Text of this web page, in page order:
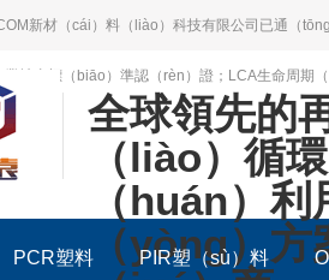
新材（cái）料（liào）科技有限公司已通（
業社會標（biāo）準認（rèn）證；LCA生命周期
全球領先的
（liào）循環
（huán）利
（yòng）方
PCR塑料 PIR塑（sù）料